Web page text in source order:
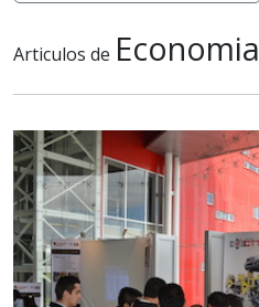
Articulos de Economia